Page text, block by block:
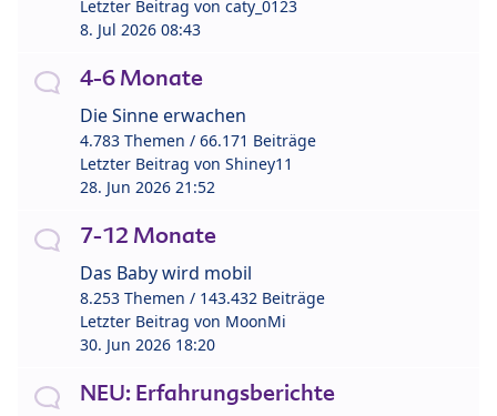
Letzter Beitrag von caty_0123
8. Jul 2026 08:43
4-6 Monate
Die Sinne erwachen
4.783 Themen / 66.171 Beiträge
Letzter Beitrag von Shiney11
28. Jun 2026 21:52
7-12 Monate
Das Baby wird mobil
8.253 Themen / 143.432 Beiträge
Letzter Beitrag von MoonMi
30. Jun 2026 18:20
NEU: Erfahrungsberichte